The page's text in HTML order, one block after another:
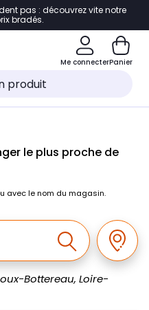
de page
pas : découvrez vite notre
bradés.
Me connecterPanier
le plus proche de
avec le nom du magasin.
Ville & Pays
Effectuer la
Bottereau, Loire-